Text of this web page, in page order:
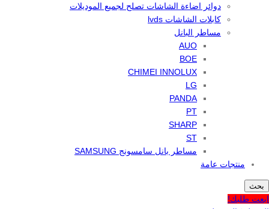
دوائر اضاءة الشاشات تصلح لجميع الموديلات
كابلات الشاشات lvds
مساطر البانل
AUO
BOE
CHIMEI INNOLUX
LG
PANDA
PT
SHARP
ST
مساطر بانل سامسونج SAMSUNG
منتجات عامة
بحث
ابعت طلبك!